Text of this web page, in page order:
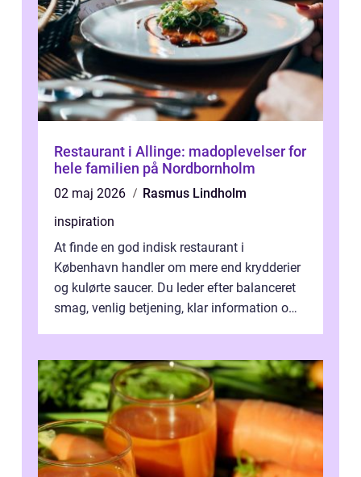
Restaurant i Allinge: madoplevelser for
hele familien på Nordbornholm
02 maj 2026
Rasmus Lindholm
inspiration
At finde en god indisk restaurant i
København handler om mere end krydderier
og kulørte saucer. Du leder efter balanceret
smag, venlig betjening, klar information om